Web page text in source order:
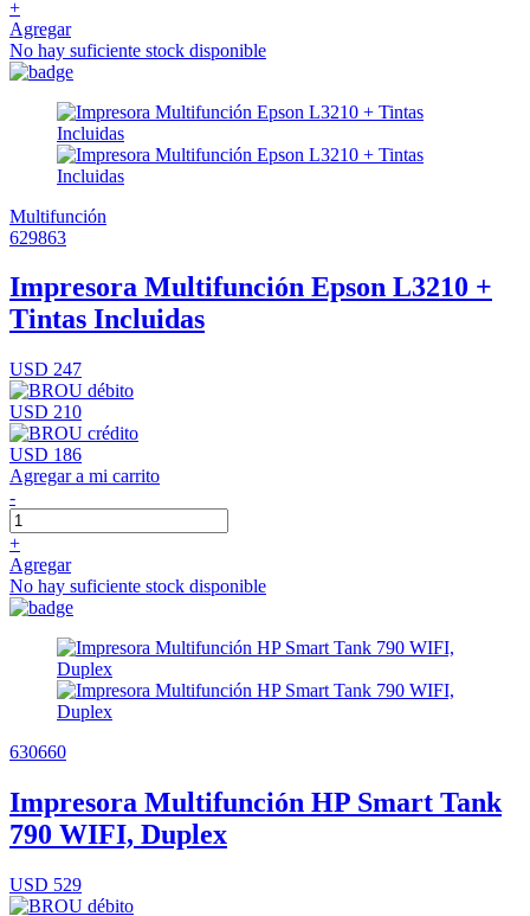
+
Agregar
No hay suficiente stock disponible
Multifunción
629863
Impresora Multifunción Epson L3210 +
Tintas Incluidas
USD 247
USD 210
USD 186
Agregar a mi carrito
-
+
Agregar
No hay suficiente stock disponible
630660
Impresora Multifunción HP Smart Tank
790 WIFI, Duplex
USD 529